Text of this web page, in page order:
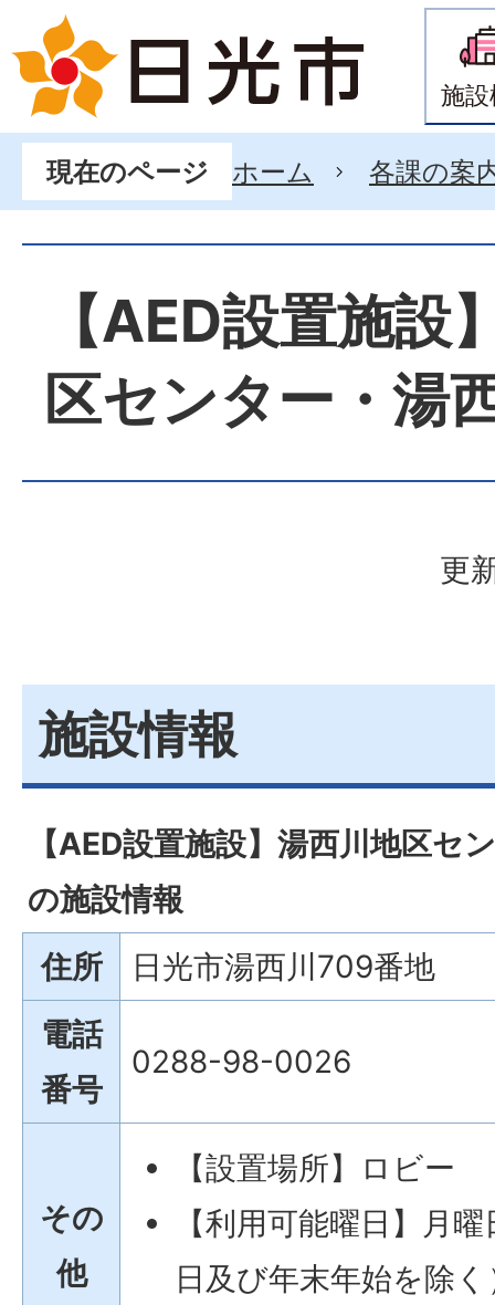
施
現在のページ ホーム 各課の案
【AED設置施設
区センター・湯
更
施設情報
【AED設置施設】湯西川地区セ
の施設情報
住所
日光市湯西川709番地
電話
番号
0288-98-0026
その
他
【設置場所】ロビー
【利用可能曜日】月
日及び年末年始を除く